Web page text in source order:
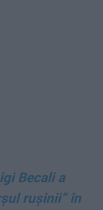
Becali a
rușinii” în